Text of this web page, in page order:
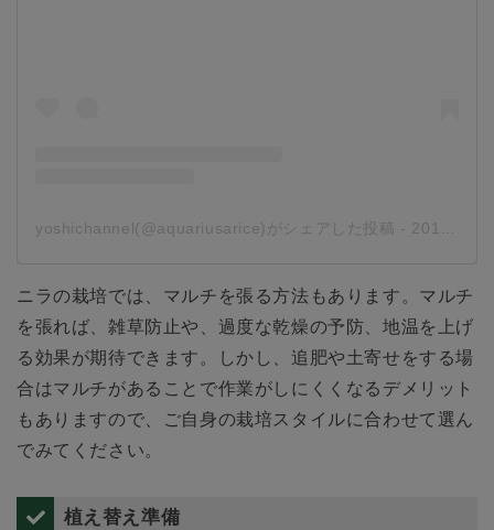
yoshichannel(@aquariusarice)がシェアした投稿 - 2019年 9月月14日午前12時47分PDT
ニラの栽培では、マルチを張る方法もあります。マルチ
を張れば、雑草防止や、過度な乾燥の予防、地温を上げ
る効果が期待できます。しかし、追肥や土寄せをする場
合はマルチがあることで作業がしにくくなるデメリット
もありますので、ご自身の栽培スタイルに合わせて選ん
でみてください。
植え替え準備